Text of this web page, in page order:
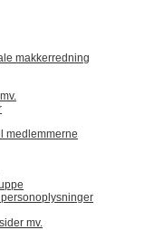
makkerredning
medlemmerne
mv.